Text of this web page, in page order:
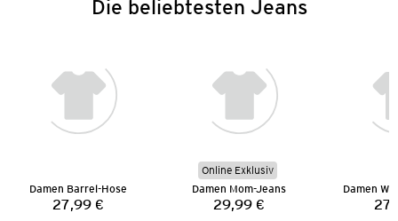
Die beliebtesten Jeans
Damen Barrel-Hose
Preis:
27,99 €
Online Exklusiv
Damen Mom-Jeans
Preis:
29,99 €
Damen